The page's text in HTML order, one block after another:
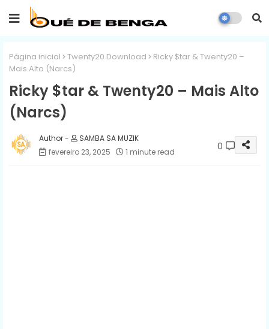
Página inicial Twenty20 Download
Ricky $tar & Twenty20 –
Mais Alto (Narcs)
Ricky $tar & Twenty20 – Mais Alto
(Narcs)
SAMBA SA MUZIK
fevereiro 23, 2025
1 minute read 0